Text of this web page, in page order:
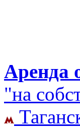
Аренда
"на